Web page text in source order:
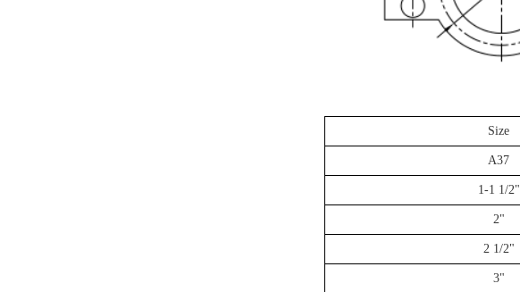
Size
A37
1-1 1/2"
2"
2 1/2"
3"